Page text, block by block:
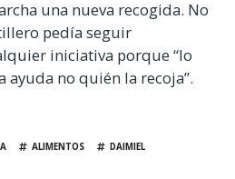
una nueva recogida. No
pedía seguir
iniciativa porque “lo
no quién la recoja”.
ALIMENTOS DAIMIEL